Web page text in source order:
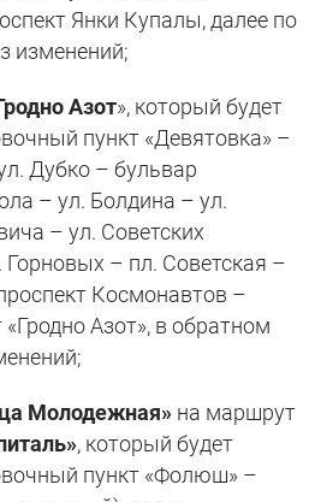
Янки Купалы, далее по
изменений;
Азот», который будет
пункт «Девятовка» –
Дубко – бульвар
– ул. Болдина – ул.
– ул. Советских
– пл. Советская –
Космонавтов –
Азот», в обратном
Молодежная» на маршрут
, который будет
пункт «Фолюш» –